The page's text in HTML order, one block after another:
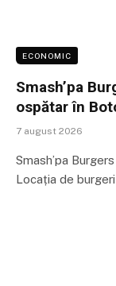
ECONOMIC
Smash’pa
ospătar în
7 august 2026
Smash’pa
Locația de